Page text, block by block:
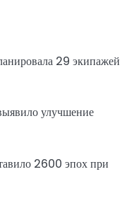
29 экипажей
улучшение
2600 эпох при